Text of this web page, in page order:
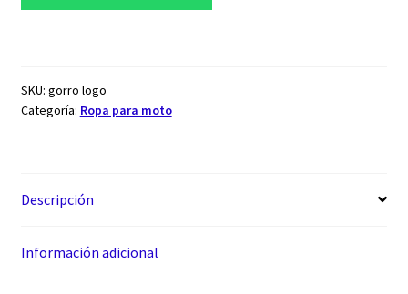
SKU: gorro logo
Categoría: Ropa para moto
Descripción
Información adicional